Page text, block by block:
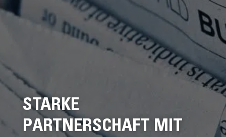
STARKE
PARTNERSCHAFT MIT